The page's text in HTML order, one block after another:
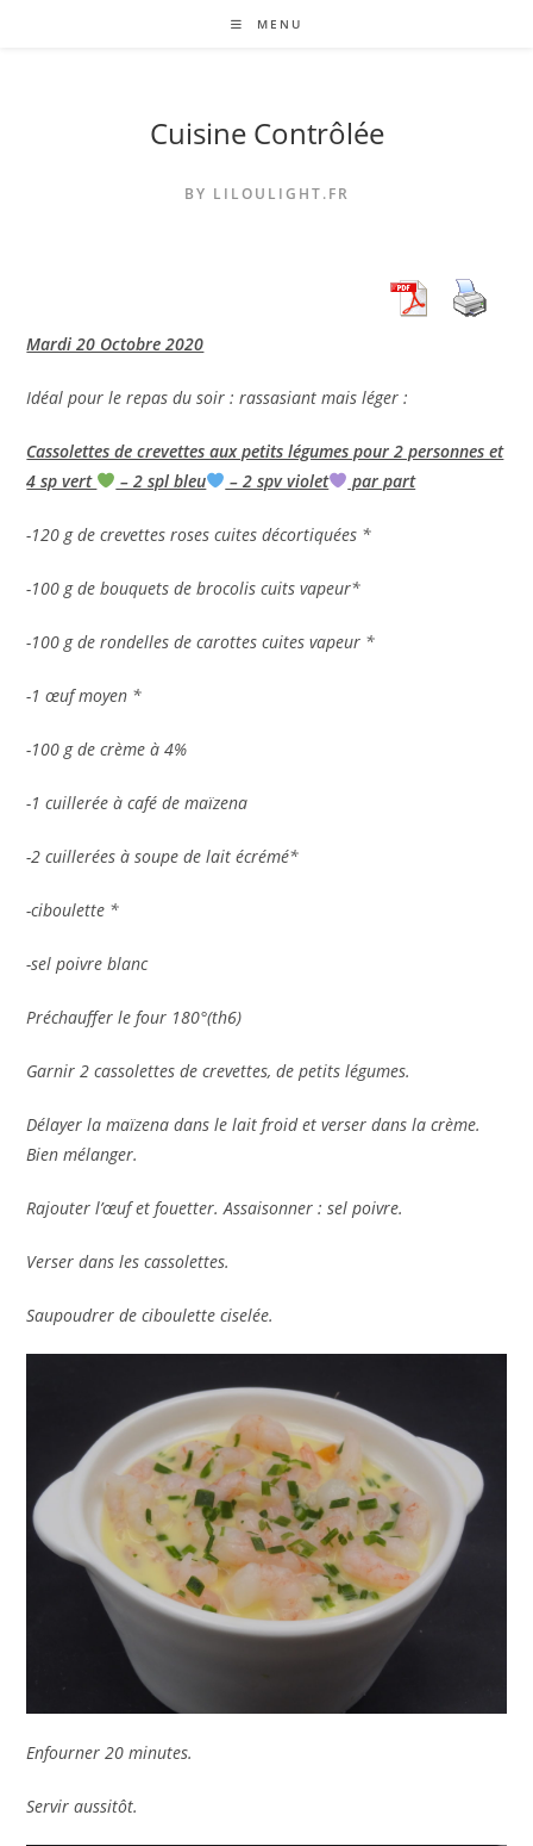
MENU
Cuisine Contrôlée
BY LILOULIGHT.FR
Mardi 20 Octobre 2020
Idéal pour le repas du soir : rassasiant mais léger :
Cassolettes de crevettes aux petits légumes pour 2 personnes et
4 sp vert
– 2 spl bleu – 2 spv violet par part
-120 g de crevettes roses cuites décortiquées *
-100 g de bouquets de brocolis cuits vapeur*
-100 g de rondelles de carottes cuites vapeur *
-1 œuf moyen *
-100 g de crème à 4%
-1 cuillerée à café de maïzena
-2 cuillerées à soupe de lait écrémé*
-ciboulette *
-sel poivre blanc
Préchauffer le four 180°(th6)
Garnir 2 cassolettes de crevettes, de petits légumes.
Délayer la maïzena dans le lait froid et verser dans la crème.
Bien mélanger.
Rajouter l’œuf et fouetter. Assaisonner : sel poivre.
Verser dans les cassolettes.
Saupoudrer de ciboulette ciselée.
Enfourner 20 minutes.
Servir aussitôt.